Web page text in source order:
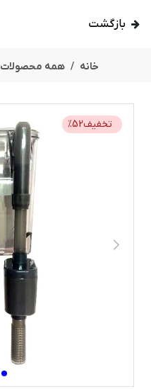
بازگشت
خانه همه محصولات
تخفیف %52